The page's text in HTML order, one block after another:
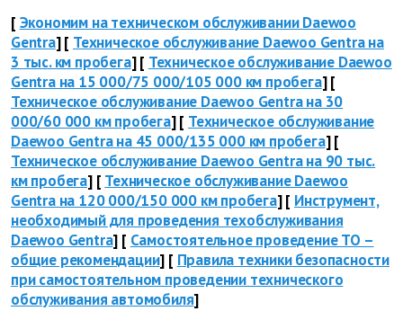
[ Экономим на техническом обслуживании Daewoo
Gentra] [ Техническое обслуживание Daewoo Gentra на
3 тыс. км пробега] [ Техническое обслуживание Daewoo
Gentra на 15 000/75 000/105 000 км пробега] [
Техническое обслуживание Daewoo Gentra на 30
000/60 000 км пробега] [ Техническое обслуживание
Daewoo Gentra на 45 000/135 000 км пробега] [
Техническое обслуживание Daewoo Gentra на 90 тыс.
км пробега] [ Техническое обслуживание Daewoo
Gentra на 120 000/150 000 км пробега] [ Инструмент,
необходимый для проведения техобслуживания
Daewoo Gentra] [ Самостоятельное проведение ТО –
общие рекомендации] [ Правила техники безопасности
при самостоятельном проведении технического
обслуживания автомобиля]